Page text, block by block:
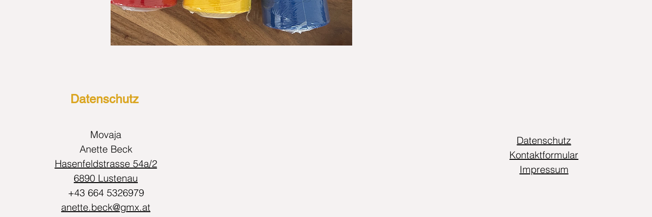
Datenschutz
Movaja
Anette Beck
Hasenfeldstrasse 54a/2
6890 Lustenau
+43 664 5326979
anette.beck@gmx.at
Datenschutz
Kontaktformular
Impressum